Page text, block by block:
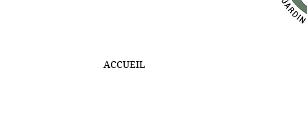
ACCUEIL